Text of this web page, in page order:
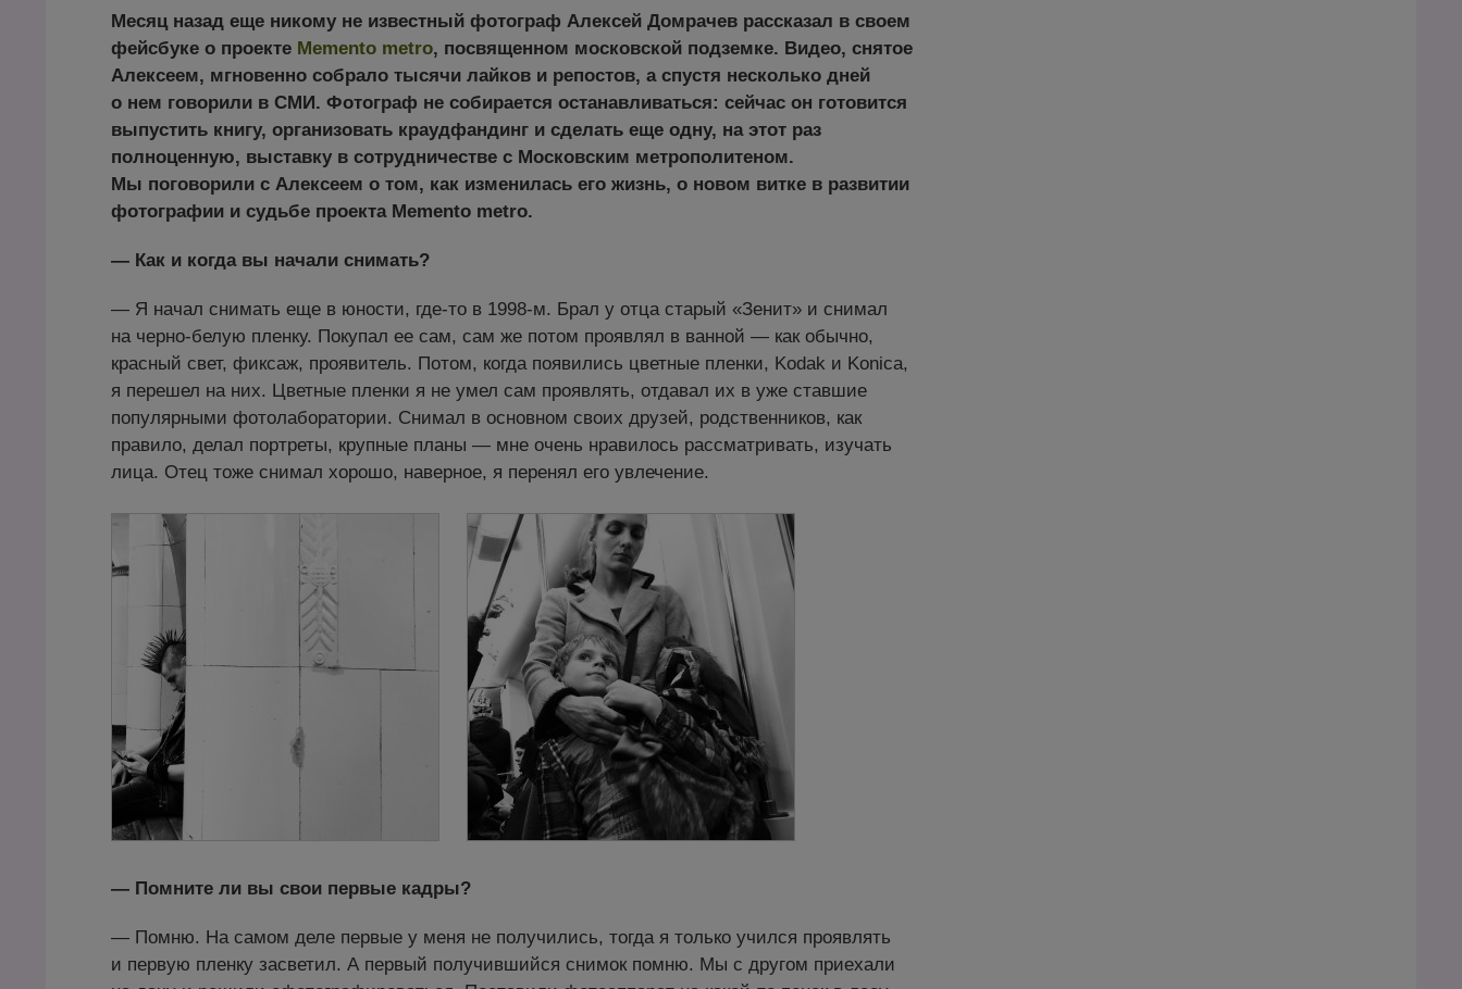
Месяц назад еще никому не известный фотограф Алексей Домрачев рассказал в своем
фейсбуке о проекте Memento metro, посвященном московской подземке. Видео, снятое
Алексеем, мгновенно собрало тысячи лайков и репостов, а спустя несколько дней
о нем говорили в СМИ. Фотограф не собирается останавливаться: сейчас он готовится
выпустить книгу, организовать краудфандинг и сделать еще одну, на этот раз
полноценную, выставку в сотрудничестве с Московским метрополитеном.
Мы поговорили с Алексеем о том, как изменилась его жизнь, о новом витке в развитии
фотографии и судьбе проекта Memento metro.
— Как и когда вы начали снимать?
— Я начал снимать еще в юности, где-то в 1998-м. Брал у отца старый «Зенит» и снимал
на черно-белую пленку. Покупал ее сам, сам же потом проявлял в ванной — как обычно,
красный свет, фиксаж, проявитель. Потом, когда появились цветные пленки, Kodak и Konica,
я перешел на них. Цветные пленки я не умел сам проявлять, отдавал их в уже ставшие
популярными фотолаборатории. Снимал в основном своих друзей, родственников, как
правило, делал портреты, крупные планы — мне очень нравилось рассматривать, изучать
лица. Отец тоже снимал хорошо, наверное, я перенял его увлечение.
— Помните ли вы свои первые кадры?
— Помню. На самом деле первые у меня не получились, тогда я только учился проявлять
и первую пленку засветил. А первый получившийся снимок помню. Мы с другом приехали